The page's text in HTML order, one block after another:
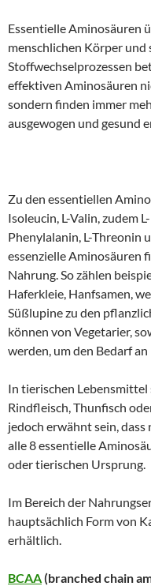
Essentielle Aminosäuren
menschlichen Körper und
Stoffwechselprozessen
effektiven Aminosäuren
sondern finden immer
ausgewogen und gesund
Zu den essentiellen
Isoleucin, L-Valin, zudem
Phenylalanin, L-Threonin
essenzielle Aminosäuren
Nahrung. So zählen
Haferkleie, Hanfsamen,
Süßlupine zu den
können von Vegetarier,
werden, um den Bedarf an
In tierischen Lebensmittel
Rindfleisch, Thunfisch
jedoch erwähnt sein,
alle 8 essentielle
oder tierischen Ursprung.
Im Bereich der
hauptsächlich Form von
erhältlich.
BCAA(branched chain